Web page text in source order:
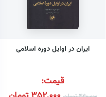
ایران در اوایل دوره اسلامی
قیمت: